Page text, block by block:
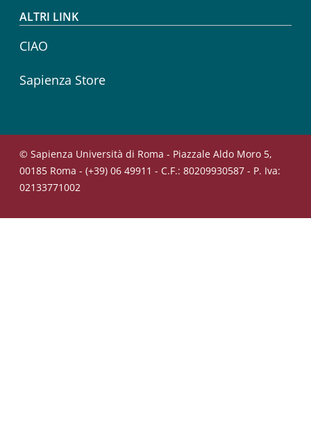
ALTRI LINK
CIAO
Sapienza Store
© Sapienza Università di Roma - Piazzale Aldo Moro 5,
00185 Roma - (+39) 06 49911 - C.F.: 80209930587 - P. Iva:
02133771002